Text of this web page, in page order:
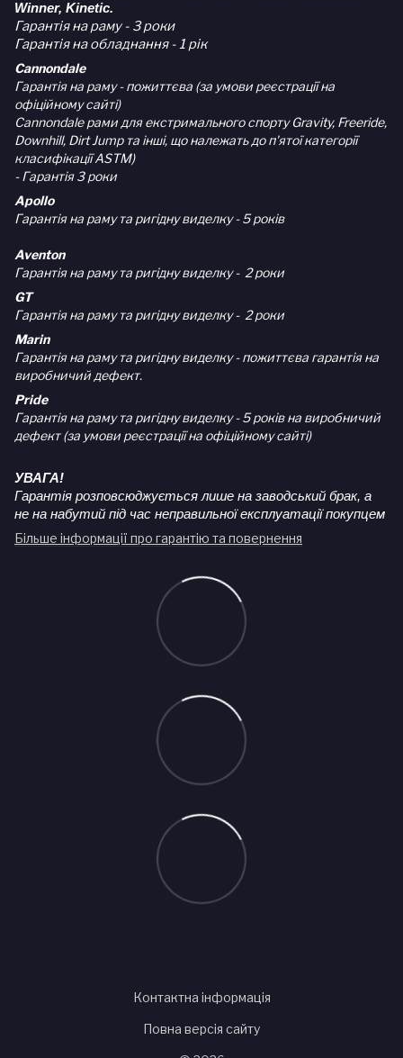
Winner, Kinetic.
Гарантія на раму - 3 роки
Гарантія на обладнання - 1 рік
Cannondale
Гарантія на раму - пожиттєва (за умови реєстрації на
офіційному сайті)
Cannondale рами для екстримального спорту Gravity, Freeride,
Downhill, Dirt Jump та інші, що належать до п'ятої категорії
класифікації ASTM)
- Гарантія 3 роки
Apollo
Гарантія на раму та ригідну виделку - 5 років
Aventon
Гарантія на раму та ригідну виделку - 2 роки
GT
Гарантія на раму та ригідну виделку - 2 роки
Marin
Гарантія на раму та ригідну виделку - пожиттєва гарантія на
виробничий дефект.
Pride
Гарантія на раму та ригідну виделку - 5 років на виробничий
дефект (за умови реєстрації на офіційному сайті)
УВАГА!
Гарантія розповсюджується лише на заводський брак, а
не на набутий під час неправильної експлуатації покупцем
Більше інформації про гарантію та повернення
Контактна інформація
Повна версія сайту